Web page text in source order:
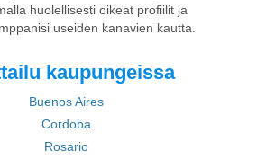
huolellisesti oikeat profiilit ja
useiden kanavien kautta.
kaupungeissa
Buenos Aires
Cordoba
Rosario